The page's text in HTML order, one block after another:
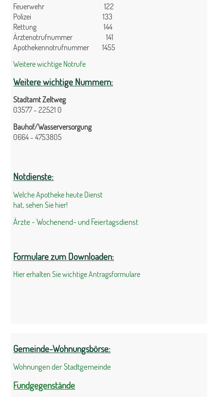
Feuerwehr 122
Polizei 133
Rettung 144
Ärztenotrufnummer 141
Apothekennotrufnummer 1455
Weitere wichtige Notrufe
Weitere wichtige Nummern:
Stadtamt Zeltweg
03577 - 22521 0
Bauhof/Wasserversorgung
0664 - 4753805
Notdienste:
Welche Apotheke heute Dienst
hat, sehen Sie hier!
Ärzte - Wochenend- und Feiertagsdienst
Formulare zum Downloaden:
Hier erhalten Sie wichtige Antragsformulare
Gemeinde-Wohnungsbörse:
Wohnungen der Stadtgemeinde
Fundgegenstände